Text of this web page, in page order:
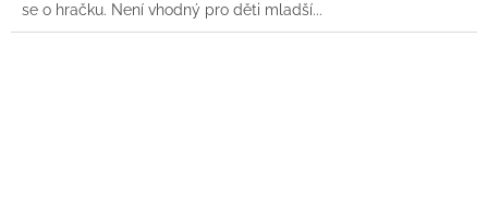
se o hračku. Není vhodný pro děti mladší...